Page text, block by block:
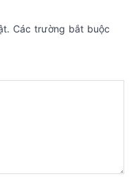
Các trường bắt buộc